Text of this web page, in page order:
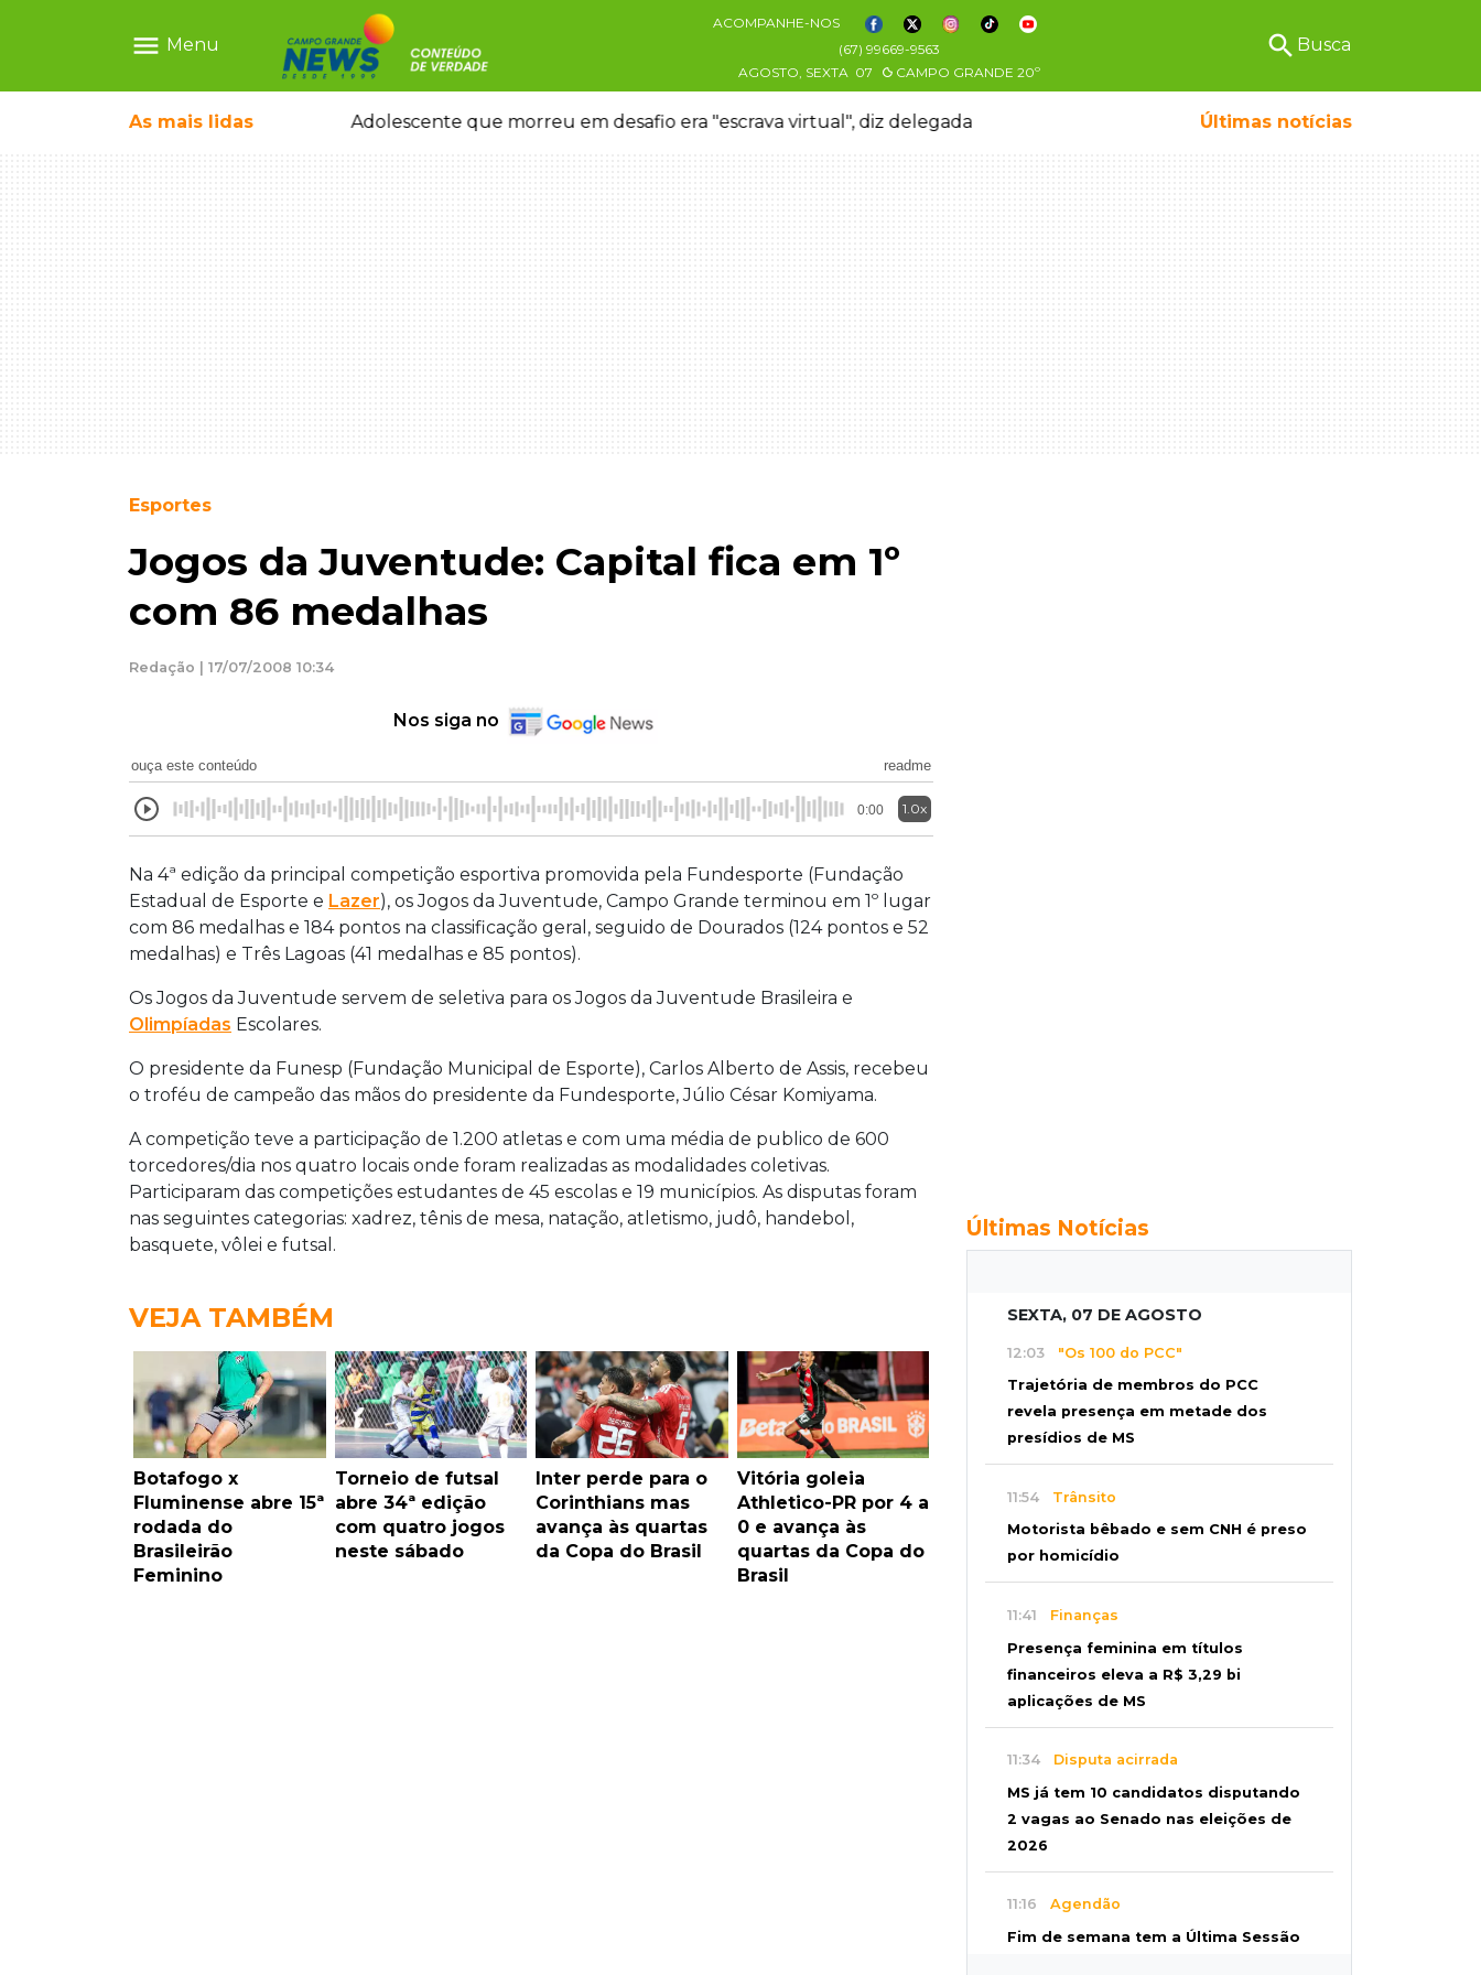
menu Menu
ACOMPANHE-NOS
(67) 99669-9563
AGOSTO, SEXTA 07 CAMPO GRANDE 20º
search Busca
As mais lidas
em caminhão estacionado Adolescente que morreu em desafio era "escrava virtual", diz delegada Últimas notícias
Esportes
Jogos da Juventude: Capital fica em 1º
com 86 medalhas
Redação | 17/07/2008 10:34
Nos siga no
ouça este conteúdo readme
0:00 1.0x
Na 4ª edição da principal competição esportiva promovida pela Fundesporte (Fundação
Estadual de Esporte e Lazer), os Jogos da Juventude, Campo Grande terminou em 1º lugar
com 86 medalhas e 184 pontos na classificação geral, seguido de Dourados (124 pontos e 52
medalhas) e Três Lagoas (41 medalhas e 85 pontos).
Os Jogos da Juventude servem de seletiva para os Jogos da Juventude Brasileira e
Olimpíadas Escolares.
O presidente da Funesp (Fundação Municipal de Esporte), Carlos Alberto de Assis, recebeu
o troféu de campeão das mãos do presidente da Fundesporte, Júlio César Komiyama.
A competição teve a participação de 1.200 atletas e com uma média de publico de 600
torcedores/dia nos quatro locais onde foram realizadas as modalidades coletivas.
Participaram das competições estudantes de 45 escolas e 19 municípios. As disputas foram
nas seguintes categorias: xadrez, tênis de mesa, natação, atletismo, judô, handebol,
basquete, vôlei e futsal.
VEJA TAMBÉM
Botafogo x
Fluminense abre 15ª
rodada do
Brasileirão
Feminino
Torneio de futsal
abre 34ª edição
com quatro jogos
neste sábado
Inter perde para o
Corinthians mas
avança às quartas
da Copa do Brasil
Vitória goleia
Athletico-PR por 4 a
0 e avança às
quartas da Copa do
Brasil
Últimas Notícias
SEXTA, 07 DE AGOSTO
12:03 "Os 100 do PCC"
Trajetória de membros do PCC
revela presença em metade dos
presídios de MS
11:54 Trânsito
Motorista bêbado e sem CNH é preso
por homicídio
11:41 Finanças
Presença feminina em títulos
financeiros eleva a R$ 3,29 bi
aplicações de MS
11:34 Disputa acirrada
MS já tem 10 candidatos disputando
2 vagas ao Senado nas eleições de
2026
11:16 Agendão
Fim de semana tem a Última Sessão